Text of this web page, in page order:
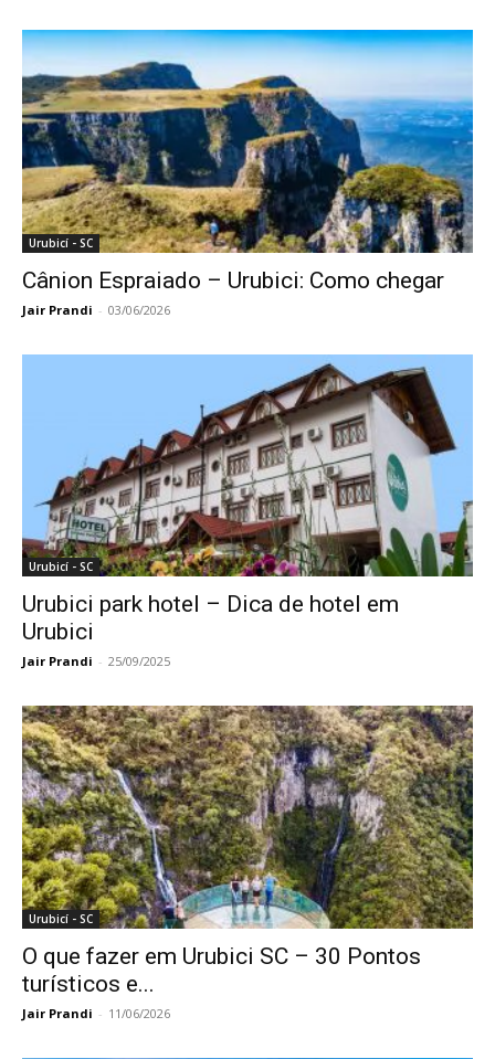
Urubicí - SC
Cânion Espraiado – Urubici: Como chegar
Jair Prandi - 03/06/2026
Urubicí - SC
Urubici park hotel – Dica de hotel em
Urubici
Jair Prandi - 25/09/2025
Urubicí - SC
O que fazer em Urubici SC – 30 Pontos
turísticos e...
Jair Prandi - 11/06/2026